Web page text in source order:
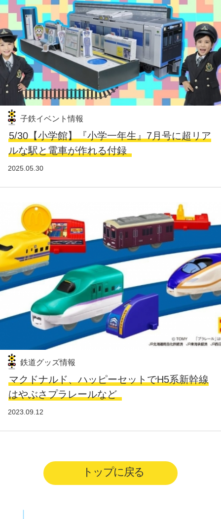
子鉄イベント情報
5/30【小学館】『小学一年生』7月号に超リア
ルな駅と電車が作れる付録
2025.05.30
鉄道グッズ情報
マクドナルド、ハッピーセットでH5系新幹線
はやぶさプラレールなど
2023.09.12
トップに戻る